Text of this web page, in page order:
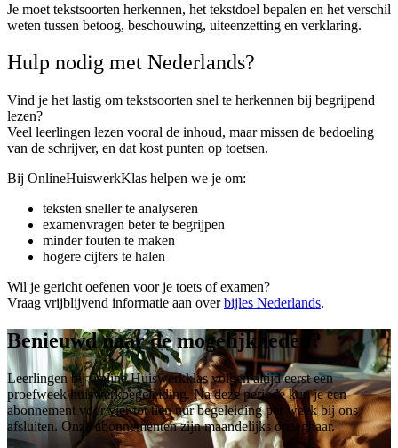
Je moet tekstsoorten herkennen, het tekstdoel bepalen en het verschil
weten tussen betoog, beschouwing, uiteenzetting en verklaring.
Hulp nodig met Nederlands?
Vind je het lastig om tekstsoorten snel te herkennen bij begrijpend
lezen?
Veel leerlingen lezen vooral de inhoud, maar missen de bedoeling
van de schrijver, en dat kost punten op toetsen.
Bij OnlineHuiswerkKlas helpen we je om:
teksten sneller te analyseren
examenvragen beter te begrijpen
minder fouten te maken
hogere cijfers te halen
Wil je gericht oefenen voor je toets of examen?
Vraag vrijblijvend informatie aan overbijles Nederlands.
Benieuwd naar de mogelijkheden?
Leerlingen bij Online Huiswerkklas volgen altijd eerst een
proefweek huiswerkbegeleiding. Na deze periode kun je een
abonnement voor vier tot tien uur begeleiding per week bij ons
afsluiten. Onze abonnementen zijn maandelijks opzegbaar.